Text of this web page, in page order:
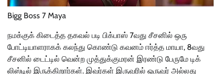
Bigg Boss 7 Maya
நமக்குக் கிடைத்த தகவல் படி பிக்பாஸ் 7வது சீசனில் ஒரு
போட்டியாளராகக் கலந்து கொண்டு கவனம் ஈர்த்த மாயா, 8வது
சீசனில் டைட்டில் வென்ற முத்துக்குமரன் இரண்டு பேருமே டிக்
லிஸ்டில் இருக்கிறார்கள். இவர்கள் இருவரில் ஒருவர் அல்லது